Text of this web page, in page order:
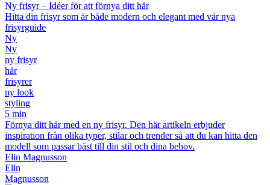
Ny frisyr – Idéer för att förnya ditt hår
Hitta din frisyr som är både modern och elegant med vår nya
frisyrguide
Ny
Ny
ny frisyr
hår
frisyrer
ny look
styling
5 min
Förnya ditt hår med en ny frisyr. Den här artikeln erbjuder
inspiration från olika typer, stilar och trender så att du kan hitta den
modell som passar bäst till din stil och dina behov.
Elin Magnusson
Elin
Magnusson